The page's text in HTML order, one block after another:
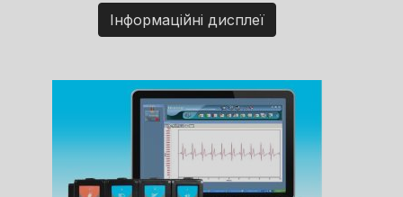
Інформаційні дисплеї